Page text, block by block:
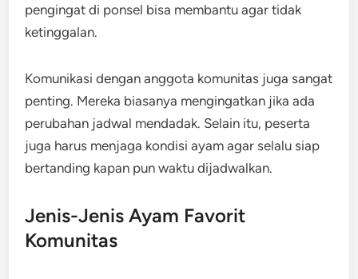
pengingat di ponsel bisa membantu agar tidak
ketinggalan.
Komunikasi dengan anggota komunitas juga sangat
penting. Mereka biasanya mengingatkan jika ada
perubahan jadwal mendadak. Selain itu, peserta
juga harus menjaga kondisi ayam agar selalu siap
bertanding kapan pun waktu dijadwalkan.
Jenis-Jenis Ayam Favorit
Komunitas